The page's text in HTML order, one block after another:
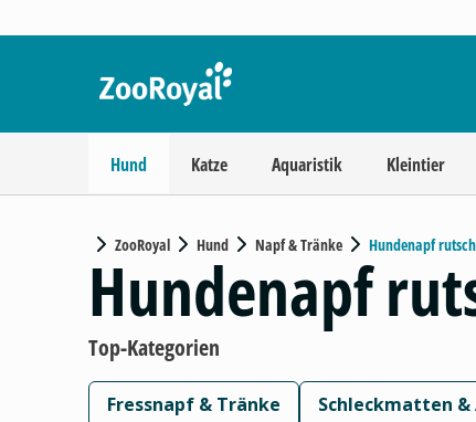
Hund Katze Aquaristik Kleintier
ZooRoyal Hund Napf & Tränke Hundenapf
Hundenapf
Top-Kategorien
Fressnapf & Tränke Schleckmatten